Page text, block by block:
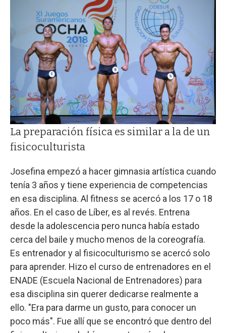
La preparación física es similar a la de un
fisicoculturista
Josefina empezó a hacer gimnasia artística cuando
tenía 3 años y tiene experiencia de competencias
en esa disciplina. Al fitness se acercó a los 17 o 18
años. En el caso de Líber, es al revés. Entrena
desde la adolescencia pero nunca había estado
cerca del baile y mucho menos de la coreografía.
Es entrenador y al fisicoculturismo se acercó solo
para aprender. Hizo el curso de entrenadores en el
ENADE (Escuela Nacional de Entrenadores) para
esa disciplina sin querer dedicarse realmente a
ello. "Era para darme un gusto, para conocer un
poco más". Fue allí que se encontró que dentro del